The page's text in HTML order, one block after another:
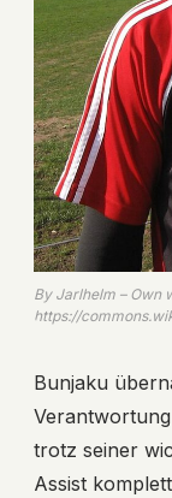
By Jarlhelm – Own
https://
Bunjaku
trotz seiner
Assist